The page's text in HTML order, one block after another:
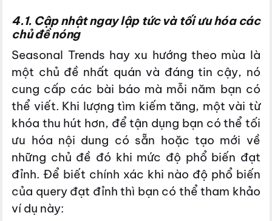
4.1. Cập nhật ngay lập tức và tối ưu hóa các
chủ đề nóng
Seasonal Trends hay xu hướng theo mùa là
một chủ đề nhất quán và đáng tin cậy, nó
cung cấp các bài báo mà mỗi năm bạn có
thể viết. Khi lượng tìm kiếm tăng, một vài từ
khóa thu hút hơn, để tận dụng bạn có thể tối
ưu hóa nội dung có sẵn hoặc tạo mới về
những chủ đề đó khi mức độ phổ biến đạt
đỉnh. Để biết chính xác khi nào độ phổ biến
của query đạt đỉnh thì bạn có thể tham khảo
ví dụ này: